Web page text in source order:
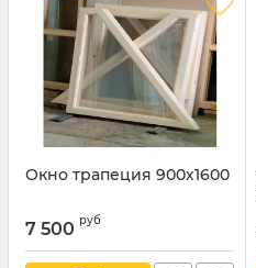
Окно трапеция 900х1600
7 500 руб